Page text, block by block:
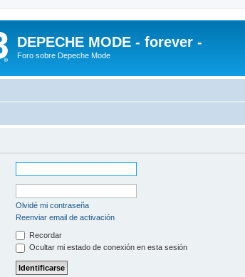
DEPECHE MODE - forever -
Foro sobre Depeche Mode
Olvidé mi contraseña
Reenviar email de activación
Recordar
Ocultar mi estado de conexión en esta sesión